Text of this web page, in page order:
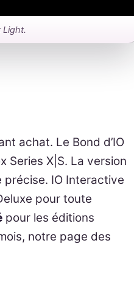
Light.
achat. Le Bond d’IO
Series X|S. La version
IO Interactive
pour toute
pour les éditions
notre page des